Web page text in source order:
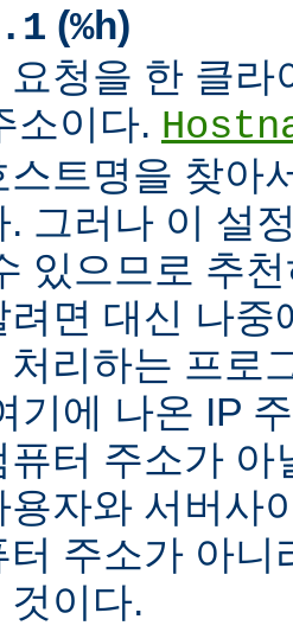
(%h)
요청을 한 클라
소이다.
스트명을 찾아
. 그러나 이 설
있으므로 추
려면 대신 나
처리하는 프로
기에 나온 IP
퓨터 주소가 아
용자와 서버사
터 주소가 아니
것이다.